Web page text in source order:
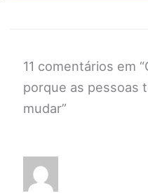
11 comentários em
porque as pessoas
mudar”